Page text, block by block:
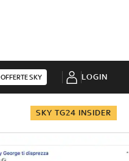
OFFERTE SKY LOGIN
SKY TG24 INSIDER